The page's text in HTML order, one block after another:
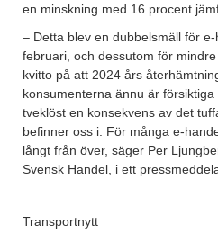
en minskning med 16 procent
– Detta blev en dubbelsmäll för
februari, och dessutom för
kvitto på att 2024 års
konsumenterna ännu är
tveklöst en konsekvens av det
befinner oss i. För många e-
långt från över, säger Per
Svensk Handel, i ett
Transportnytt